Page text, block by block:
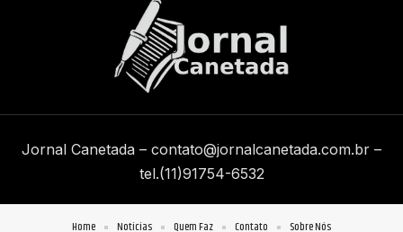
Jornal Canetada – contato@jornalcanetada.com.br –
tel.(11)91754-6532
Home Notícias Quem Faz Contato Sobre Nós